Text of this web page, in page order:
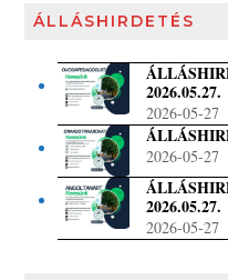
ÁLLÁSHIRDETÉS
2026.05.27.
2026-05-27
2026-05-27
2026.05.27.
2026-05-27